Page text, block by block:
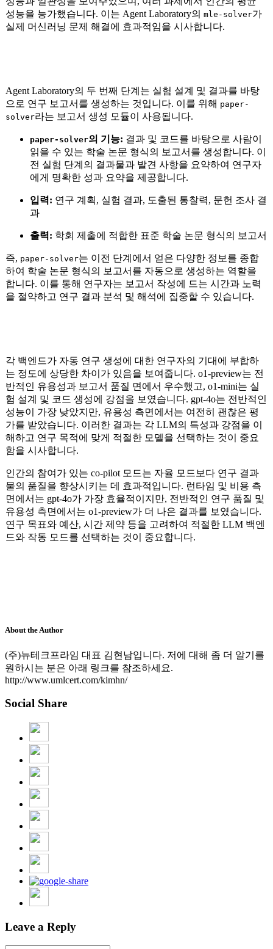
성능을 능가했습니다. 이는 Agent Laboratory의 mle-solver가
실제 머신러닝 문제 해결에 효과적임을 시사합니다.
Agent Laboratory의 두 번째 단계는 실험 설계 및 결과를 바탕
으로 연구 보고서를 생성하는 것입니다. 이를 위해 paper-
solver라는 보고서 생성 모듈이 사용됩니다.
paper-solver의 기능: 결과 및 코드를 바탕으로 사람이
읽을 수 있는 학술 논문 형식의 보고서를 생성합니다. 이
전 실험 단계의 결과물과 발견 사항을 요약하여 연구자
에게 명확한 성과 요약을 제공합니다.
입력: 연구 계획, 실험 결과, 도출된 통찰력, 문헌 조사 결
과
출력: 학회 제출에 적합한 표준 학술 논문 형식의 보고서
즉, paper-solver는 이전 단계에서 얻은 다양한 정보를 종합
하여 학술 논문 형식의 보고서를 자동으로 생성하는 역할을
합니다. 이를 통해 연구자는 보고서 작성에 드는 시간과 노력
을 절약하고 연구 결과 분석 및 해석에 집중할 수 있습니다.
각 백엔드가 자동 연구 생성에 대한 연구자의 기대에 부합하
는 정도에 상당한 차이가 있음을 보여줍니다. o1-preview는 전
반적인 유용성과 보고서 품질 면에서 우수했고, o1-mini는 실
험 설계 및 코드 생성에 강점을 보였습니다. gpt-4o는 전반적인
성능이 가장 낮았지만, 유용성 측면에서는 여전히 괜찮은 평
가를 받았습니다. 이러한 결과는 각 LLM의 특성과 강점을 이
해하고 연구 목적에 맞게 적절한 모델을 선택하는 것이 중요
함을 시사합니다.
인간의 참여가 있는 co-pilot 모드는 자율 모드보다 연구 결과
물의 품질을 향상시키는 데 효과적입니다. 런타임 및 비용 측
면에서는 gpt-4o가 가장 효율적이지만, 전반적인 연구 품질 및
유용성 측면에서는 o1-preview가 더 나은 결과를 보였습니다.
연구 목표와 예산, 시간 제약 등을 고려하여 적절한 LLM 백엔
드와 작동 모드를 선택하는 것이 중요합니다.
About the Author
(주)뉴테크프라임 대표 김현남입니다. 저에 대해 좀 더 알기를
원하시는 분은 아래 링크를 참조하세요.
http://www.umlcert.com/kimhn/
Social Share
Leave a Reply